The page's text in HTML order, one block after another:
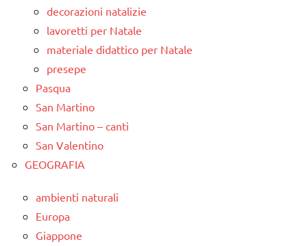
decorazioni natalizie
lavoretti per Natale
materiale didattico per Natale
presepe
Pasqua
San Martino
San Martino – canti
San Valentino
GEOGRAFIA
ambienti naturali
Europa
Giappone